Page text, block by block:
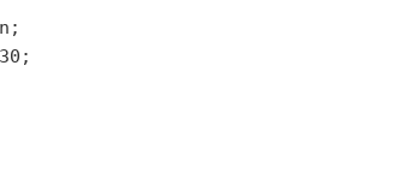
;
30 ;